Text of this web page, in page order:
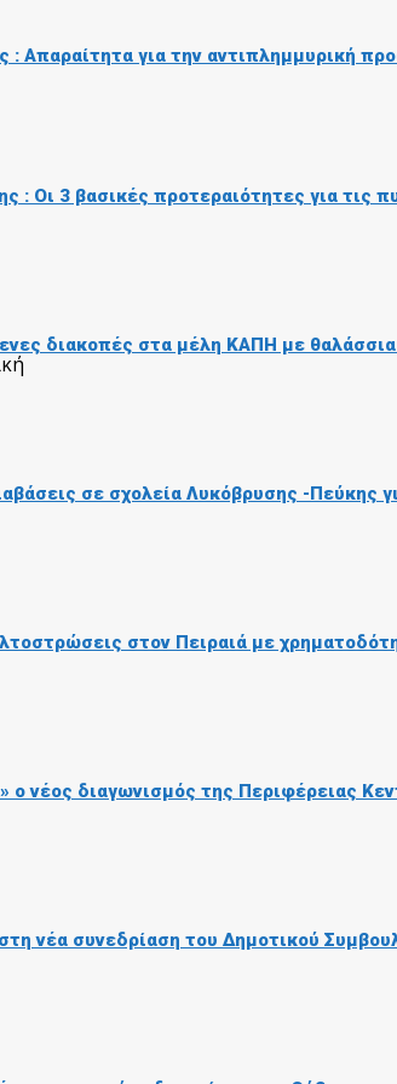
: Απαραίτητα για την αντιπλημμυρική
: Οι 3 βασικές προτεραιότητες για τις
διακοπές στα μέλη ΚΑΠΗ με
σε σχολεία Λυκόβρυσης -Πεύκης
στον Πειραιά με
ο νέος διαγωνισμός της Περιφέρειας
νέα συνεδρίαση του Δημοτικού